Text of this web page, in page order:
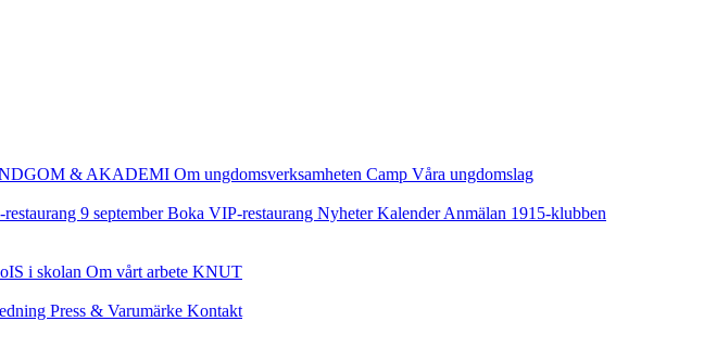
& AKADEMI Om ungdomsverksamheten Camp Våra ungdomslag
9 septemberBoka VIP-restaurang NyheterKalenderAnmälan 1915-klubben
i skolan Om vårt arbete KNUT
Press & Varumärke Kontakt